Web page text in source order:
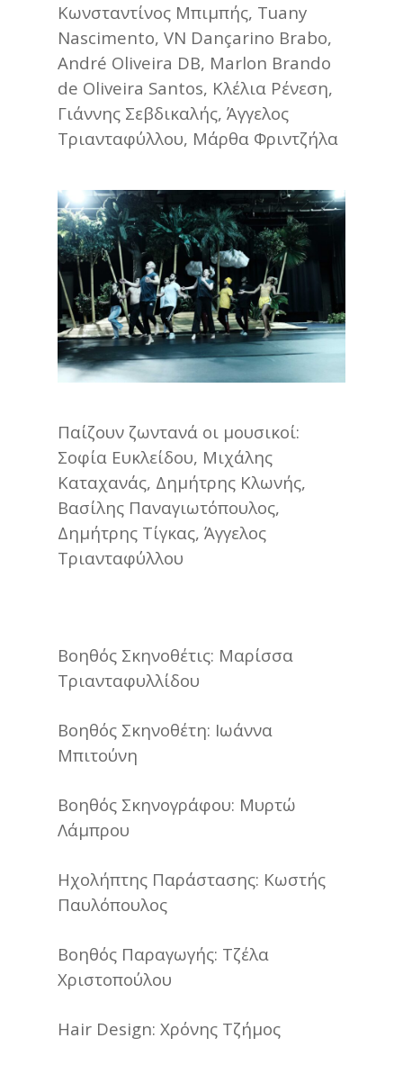
Κωνσταντίνος Μπιμπής, Tuany
Nascimento, VN Dançarino Brabo,
André Oliveira DB, Marlon Brando
de Oliveira Santos, Κλέλια Ρένεση,
Γιάννης Σεβδικαλής, Άγγελος
Τριανταφύλλου, Μάρθα Φριντζήλα
Παίζουν ζωντανά οι μουσικοί:
Σοφία Ευκλείδου, Μιχάλης
Καταχανάς, Δημήτρης Κλωνής,
Βασίλης Παναγιωτόπουλος,
Δημήτρης Τίγκας, Άγγελος
Τριανταφύλλου
Βοηθός Σκηνοθέτις: Μαρίσσα
Τριανταφυλλίδου
Βοηθός Σκηνοθέτη: Ιωάννα
Μπιτούνη
Βοηθός Σκηνογράφου: Μυρτώ
Λάμπρου
Ηχολήπτης Παράστασης: Κωστής
Παυλόπουλος
Βοηθός Παραγωγής: Τζέλα
Χριστοπούλου
Hair Design: Χρόνης Τζήμος